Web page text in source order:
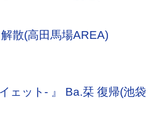
解散(高田馬場AREA)
ェット- 』 Ba.栞 復帰(池袋